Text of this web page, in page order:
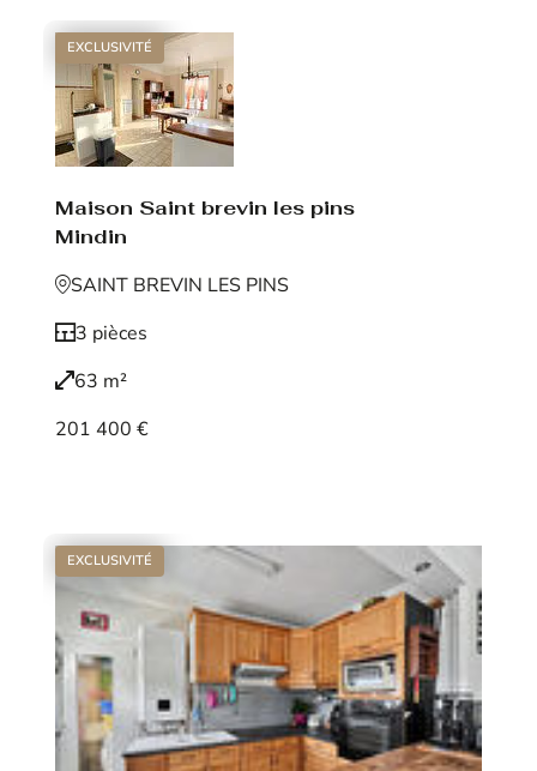
EXCLUSIVITÉ
Maison Saint brevin les pins
Mindin
SAINT BREVIN LES PINS
3 pièces
63 m²
201 400 €
EXCLUSIVITÉ